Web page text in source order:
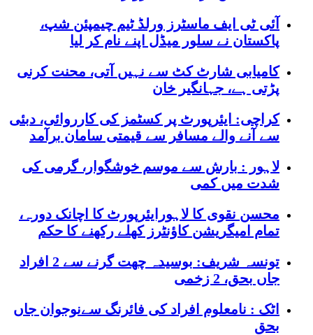
آئی ٹی ایف ماسٹرز ورلڈ ٹیم چیمپئن شپ،
پاکستان نے سلور میڈل اپنے نام کر لیا
کامیابی شارٹ کٹ سے نہیں آتی، محنت کرنی
پڑتی ہے، جہانگیر خان
کراچی: ایئرپورٹ پر کسٹمز کی کارروائی، دبئی
سے آنے والے مسافر سے قیمتی سامان برآمد
لاہور : بارش سے موسم خوشگوار، گرمی کی
شدت میں کمی
محسن نقوی کا لاہورایئرپورٹ کا اچانک دورہ،
تمام امیگریشن کاؤنٹرز کھلے رکھنے کا حکم
تونسہ شریف: بوسیدہ چھت گرنے سے 2 افراد
جاں بحق، 2 زخمی
اٹک : نامعلوم افراد کی فائرنگ سےنوجوان جاں
بحق